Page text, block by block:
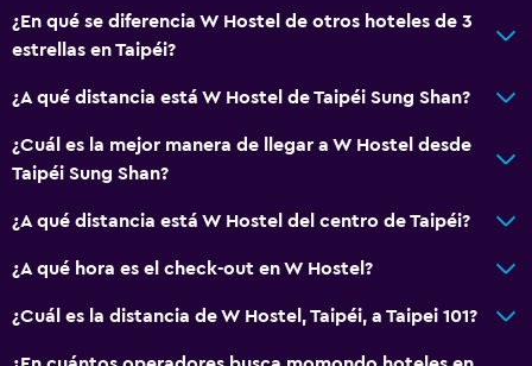
¿En qué se diferencia W Hostel de otros hoteles de 3
estrellas en Taipéi?
¿A qué distancia está W Hostel de Taipéi Sung Shan?
¿Cuál es la mejor manera de llegar a W Hostel desde
Taipéi Sung Shan?
¿A qué distancia está W Hostel del centro de Taipéi?
¿A qué hora es el check-out en W Hostel?
¿Cuál es la distancia de W Hostel, Taipéi, a Taipei 101?